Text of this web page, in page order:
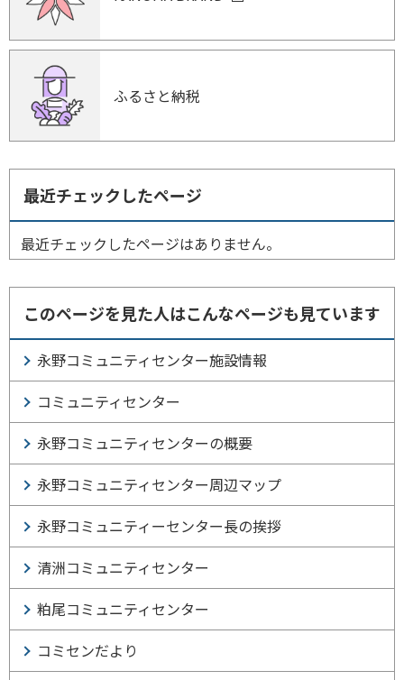
ふるさと納税
最近チェックしたページ
最近チェックしたページはありません。
このページを見た人はこんなページも見ています
永野コミュニティセンター施設情報
コミュニティセンター
永野コミュニティセンターの概要
永野コミュニティセンター周辺マップ
永野コミュニティーセンター長の挨拶
清洲コミュニティセンター
粕尾コミュニティセンター
コミセンだより